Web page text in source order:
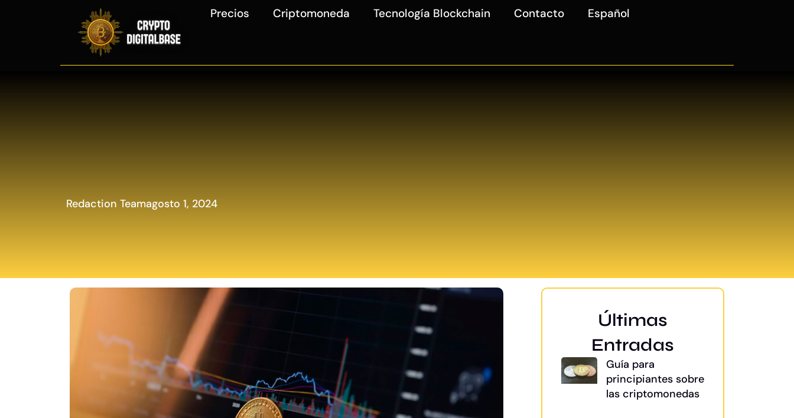
Precios Criptomoneda Tecnología Blockchain Contacto Español
Redaction Teamagosto 1, 2024
Últimas
Entradas
Guía para
principiantes sobre
las criptomonedas